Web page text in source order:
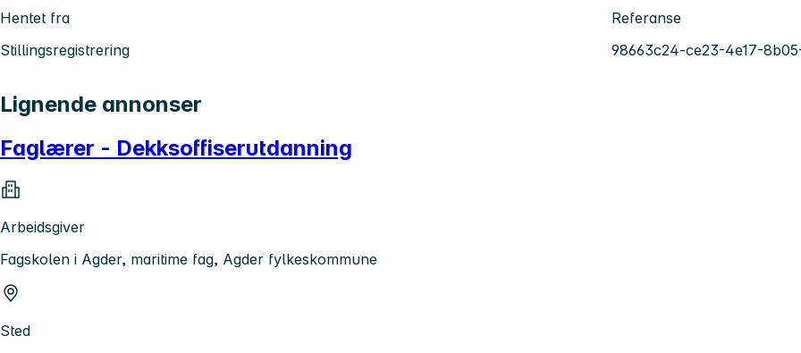
Hentet fra
Stillingsregistrering
Referanse
98663c24-ce23-4e17-
Lignende annonser
Faglærer - Dekksoffiserutdanning
Arbeidsgiver
Fagskolen i Agder, maritime fag, Agder fylkeskommune
Sted